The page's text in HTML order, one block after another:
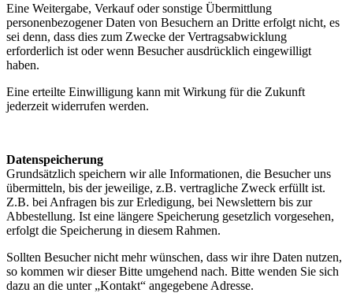
Eine Weitergabe, Verkauf oder sonstige Übermittlung
personenbezogener Daten von Besuchern an Dritte erfolgt nicht, es
sei denn, dass dies zum Zwecke der Vertragsabwicklung
erforderlich ist oder wenn Besucher ausdrücklich eingewilligt
haben.
Eine erteilte Einwilligung kann mit Wirkung für die Zukunft
jederzeit widerrufen werden.
Datenspeicherung
Grundsätzlich speichern wir alle Informationen, die Besucher uns
übermitteln, bis der jeweilige, z.B. vertragliche Zweck erfüllt ist.
Z.B. bei Anfragen bis zur Erledigung, bei Newslettern bis zur
Abbestellung. Ist eine längere Speicherung gesetzlich vorgesehen,
erfolgt die Speicherung in diesem Rahmen.
Sollten Besucher nicht mehr wünschen, dass wir ihre Daten nutzen,
so kommen wir dieser Bitte umgehend nach. Bitte wenden Sie sich
dazu an die unter „Kontakt“ angegebene Adresse.